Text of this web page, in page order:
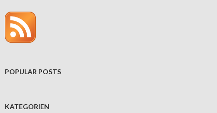
POPULAR POSTS
KATEGORIEN